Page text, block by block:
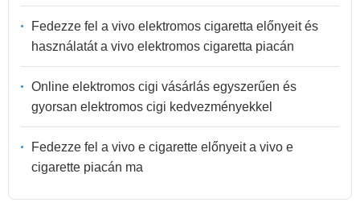
Fedezze fel a vivo elektromos cigaretta előnyeit és
használatát a vivo elektromos cigaretta piacán
Online elektromos cigi vásárlás egyszerűen és
gyorsan elektromos cigi kedvezményekkel
Fedezze fel a vivo e cigarette előnyeit a vivo e
cigarette piacán ma